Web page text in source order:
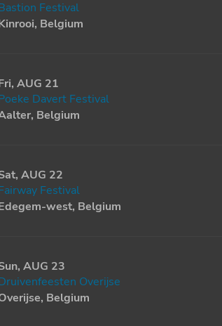
Festival
Belgium
AUG 21
Davert Festival
Belgium
AUG 22
Festival
west, Belgium
AUG 23
Overijse
Belgium